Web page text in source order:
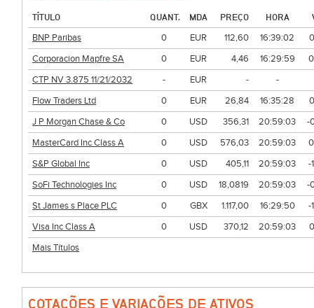
TÍTULO QUANT. MDA PREÇO HORA
BNP Paribas
0 EUR 112,60 16:39:02
Corporacion Mapfre SA
0 EUR 4,46 16:29:59
CTP NV 3.875 11/21/2032
- EUR -
-
Flow Traders Ltd
0 EUR 26,84 16:35:28
J P Morgan Chase & Co
0 USD 356,31 20:59:03
-
MasterCard Inc Class A
0 USD 576,03 20:59:03
S&P Global Inc
0 USD 405,11 20:59:03
-
SoFi Technologies Inc
0 USD 18,0819 20:59:03
-
St James s Place PLC
0 GBX 1.117,00 16:29:50
-
Visa Inc Class A
0 USD 370,12 20:59:03
Mais Títulos
COTAÇÕES E VARIAÇÕES DE ATIVOS